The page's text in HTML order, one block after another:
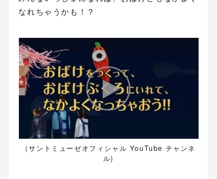
なれちゃうかも！？
（サントミューゼオフィシャル YouTube チャンネ
ル)